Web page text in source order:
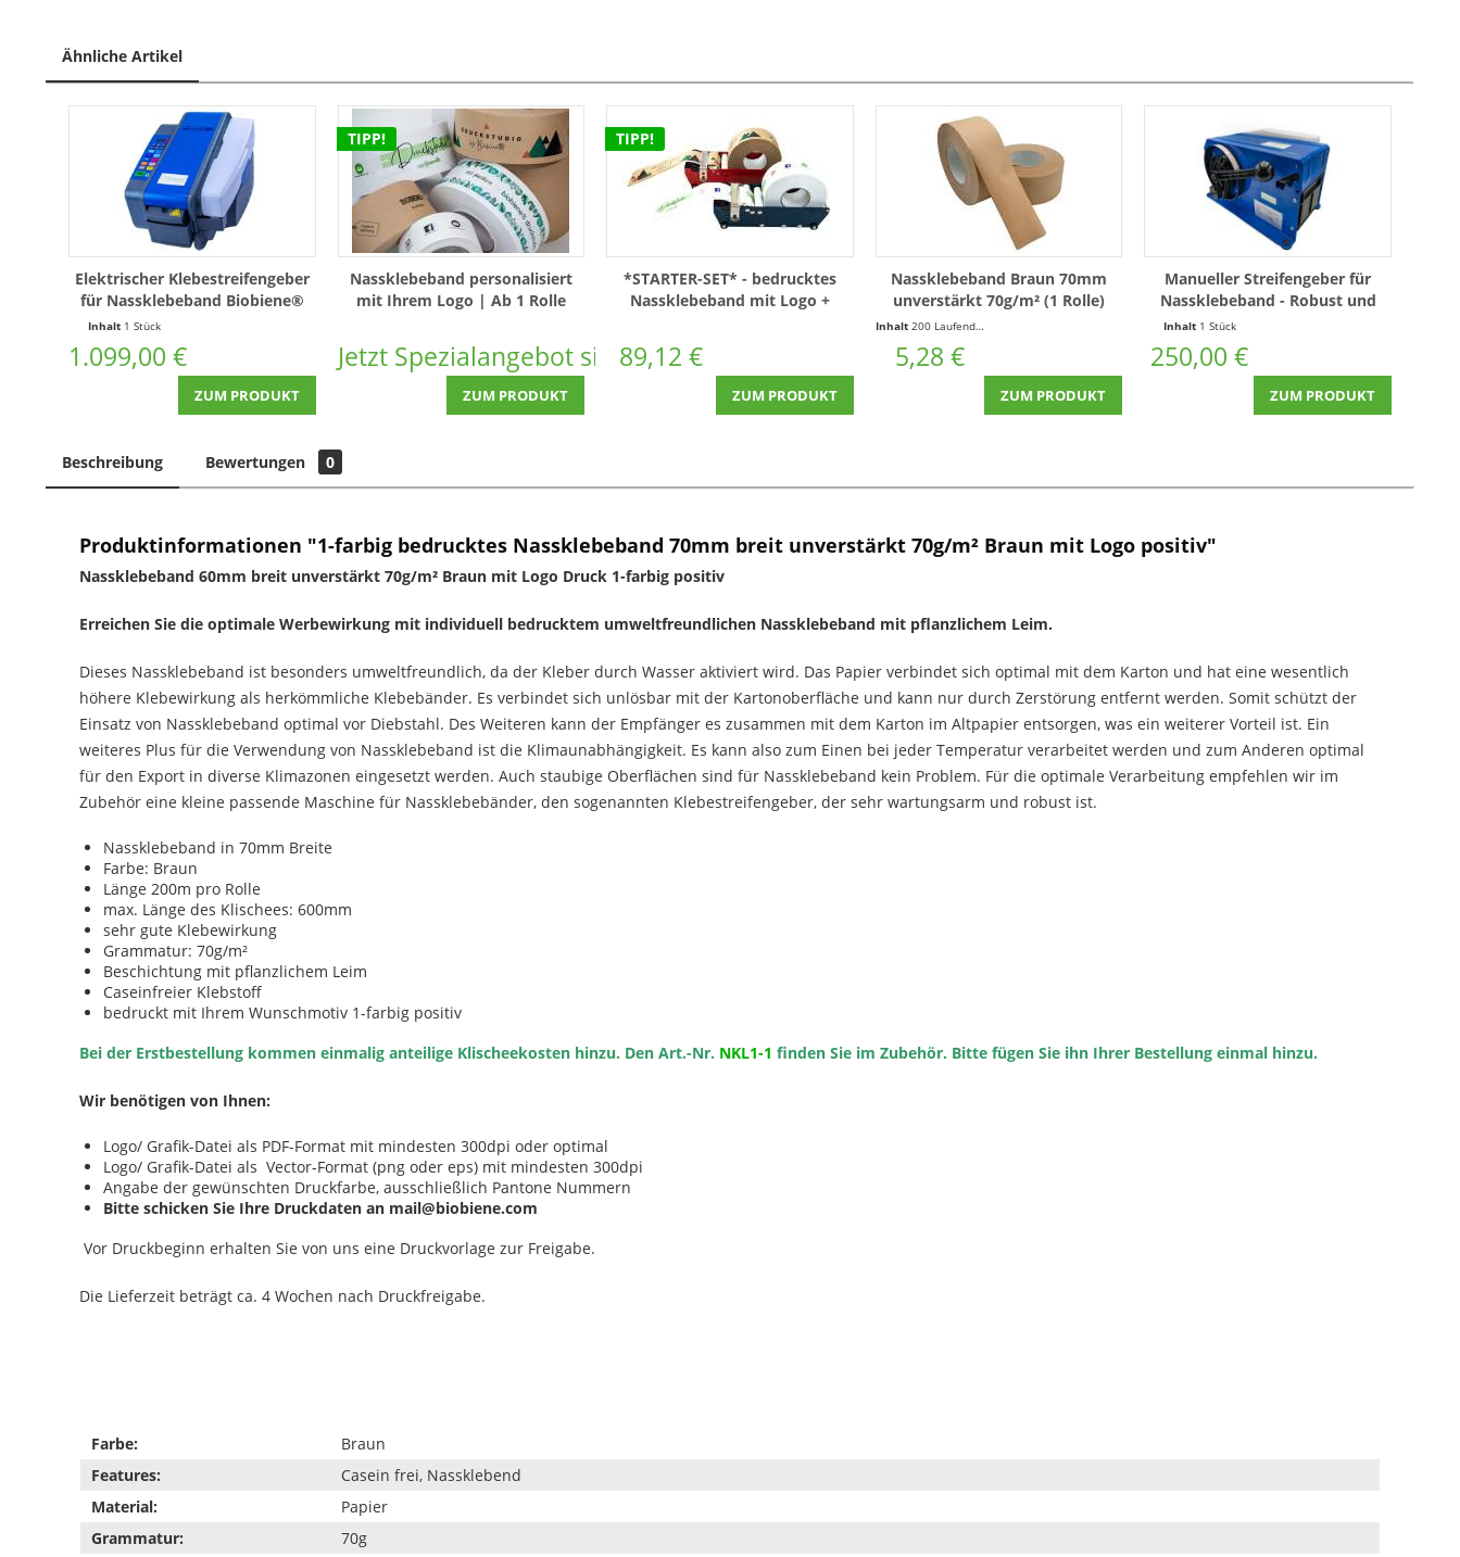
Ähnliche Artikel
Elektrischer Klebestreifengeber
für Nassklebeband Biobiene®
Inhalt 1 Stück
1.099,00 €
ZUM PRODUKT
TIPP!
Nassklebeband personalisiert
mit Ihrem Logo | Ab 1 Rolle
Jetzt Spezialangebot sichern!
ZUM PRODUKT
TIPP!
*STARTER-SET* - bedrucktes
Nassklebeband mit Logo +
89,12 €
ZUM PRODUKT
Nassklebeband Braun 70mm
unverstärkt 70g/m² (1 Rolle)
Inhalt 200 Laufende(r) Meter (0,03 € * / 1 Laufende(r) Meter)
5,28 €
ZUM PRODUKT
Manueller Streifengeber für
Nassklebeband - Robust und
Inhalt 1 Stück
250,00 €
ZUM PRODUKT
Beschreibung Bewertungen 0
Produktinformationen "1-farbig bedrucktes Nassklebeband 70mm breit unverstärkt 70g/m² Braun mit Logo positiv"
Nassklebeband 60mm breit unverstärkt 70g/m² Braun mit Logo Druck 1-farbig positiv
Erreichen Sie die optimale Werbewirkung mit individuell bedrucktem umweltfreundlichen Nassklebeband mit pflanzlichem Leim.
Dieses Nassklebeband ist besonders umweltfreundlich, da der Kleber durch Wasser aktiviert wird. Das Papier verbindet sich optimal mit dem Karton und hat eine wesentlich
höhere Klebewirkung als herkömmliche Klebebänder. Es verbindet sich unlösbar mit der Kartonoberfläche und kann nur durch Zerstörung entfernt werden. Somit schützt der
Einsatz von Nassklebeband optimal vor Diebstahl. Des Weiteren kann der Empfänger es zusammen mit dem Karton im Altpapier entsorgen, was ein weiterer Vorteil ist. Ein
weiteres Plus für die Verwendung von Nassklebeband ist die Klimaunabhängigkeit. Es kann also zum Einen bei jeder Temperatur verarbeitet werden und zum Anderen optimal
für den Export in diverse Klimazonen eingesetzt werden. Auch staubige Oberflächen sind für Nassklebeband kein Problem. Für die optimale Verarbeitung empfehlen wir im
Zubehör eine kleine passende Maschine für Nassklebebänder, den sogenannten Klebestreifengeber, der sehr wartungsarm und robust ist.
Nassklebeband in 70mm Breite
Farbe: Braun
Länge 200m pro Rolle
max. Länge des Klischees: 600mm
sehr gute Klebewirkung
Grammatur: 70g/m²
Beschichtung mit pflanzlichem Leim
Caseinfreier Klebstoff
bedruckt mit Ihrem Wunschmotiv 1-farbig positiv
Bei der Erstbestellung kommen einmalig anteilige Klischeekosten hinzu. Den Art.-Nr. NKL1-1 finden Sie im Zubehör. Bitte fügen Sie ihn Ihrer Bestellung einmal hinzu.
Wir benötigen von Ihnen:
Logo/ Grafik-Datei als PDF-Format mit mindesten 300dpi oder optimal
Logo/ Grafik-Datei als Vector-Format (png oder eps) mit mindesten 300dpi
Angabe der gewünschten Druckfarbe, ausschließlich Pantone Nummern
Bitte schicken Sie Ihre Druckdaten an mail@biobiene.com
Vor Druckbeginn erhalten Sie von uns eine Druckvorlage zur Freigabe.
Die Lieferzeit beträgt ca. 4 Wochen nach Druckfreigabe.
Farbe:
Braun
Features:
Casein frei, Nassklebend
Material:
Papier
Grammatur:
70g